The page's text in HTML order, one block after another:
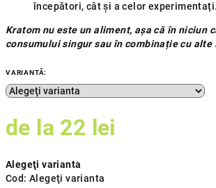
începători, cât și a celor experimentați.
Kratom nu este un aliment, așa că în niciun
consumului singur sau în combinație cu alte
VARIANTĂ:
de la 22 lei
preţ:
Alegeţi varianta
Cod: Alegeţi varianta